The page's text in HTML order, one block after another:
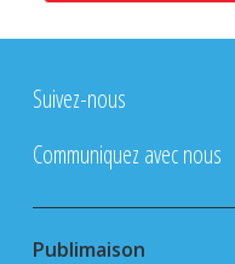
Suivez-nous
Communiquez avec nous
Publimaison